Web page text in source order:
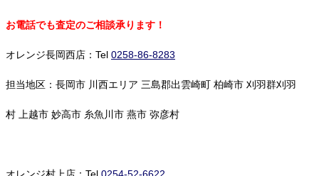
お電話でも査定のご相談承ります！
オレンジ長岡西店：Tel 0258-86-8283
担当地区：長岡市 川西エリア 三島郡出雲崎町 柏崎市 刈羽群刈羽
村 上越市 妙高市 糸魚川市 燕市 弥彦村